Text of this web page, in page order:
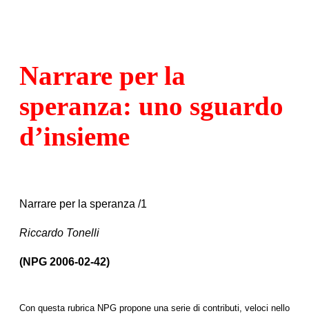
Narrare per la
speranza: uno sguardo
d’insieme
Narrare per la speranza /1
Riccardo Tonelli
(NPG 2006-02-42)
Con questa rubrica NPG propone una serie di contributi, veloci nello